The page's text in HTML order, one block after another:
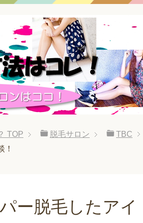
TOP 脱毛サロン
TBC
！
ー脱毛したアイ